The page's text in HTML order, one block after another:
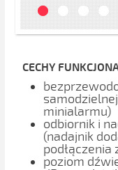
CECHY
minialarmu)
odbiornik i
(nadajnik
podłączenia
poziom